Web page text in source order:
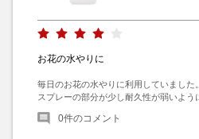
お花の水やりに
毎日のお花の水やりに利用していました。
スプレーの部分が少し耐久性が弱いよう
0件のコメント